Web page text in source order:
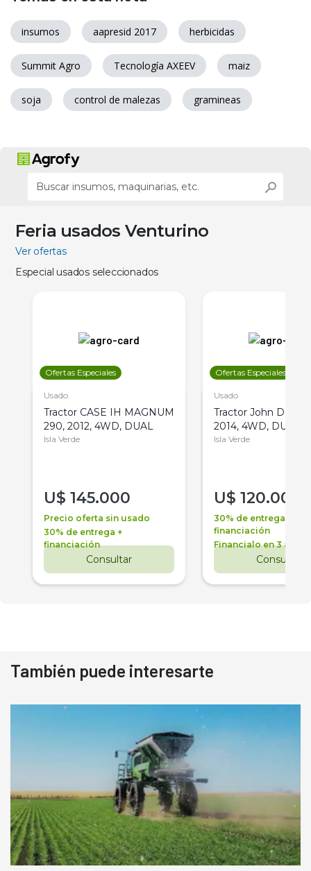
insumos aapresid 2017 herbicidas
Summit Agro Tecnología AXEEV maiz
soja control de malezas gramineas
Feria usados Venturino
Ver ofertas
Especial usados seleccionados
Ofertas Especiales
Usado
Tractor CASE IH MAGNUM
290, 2012, 4WD, DUAL
Isla Verde
U$ 145.000
Precio oferta sin usado
30% de entrega +
financiación
Consultar
Ofertas Especiales
Usado
Tractor John Deere
2014, 4WD, DUAL
Isla Verde
U$ 120.000
30% de entrega +
financiación
Financialo en 3 años
Consultar
También puede interesarte